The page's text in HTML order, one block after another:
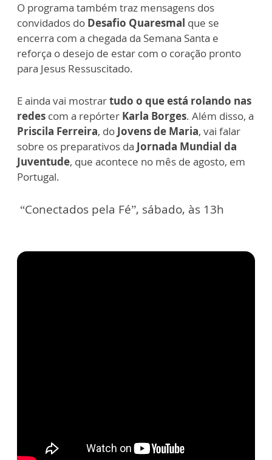
O programa também traz mensagens dos
convidados do Desafio Quaresmal que se
encerra com a chegada da Semana Santa e
reforça o desejo de estar com o coração pronto
para Jesus Ressuscitado.
E ainda vai mostrartudo o que está rolando nas
redes com a repórter Karla Borges. Além disso, a
Priscila Ferreira, do Jovens de Maria, vai falar
sobre os preparativos da Jornada Mundial da
Juventude, que acontece no mês de agosto, em
Portugal.
“Conectados pela Fé”, sábado, às 13h